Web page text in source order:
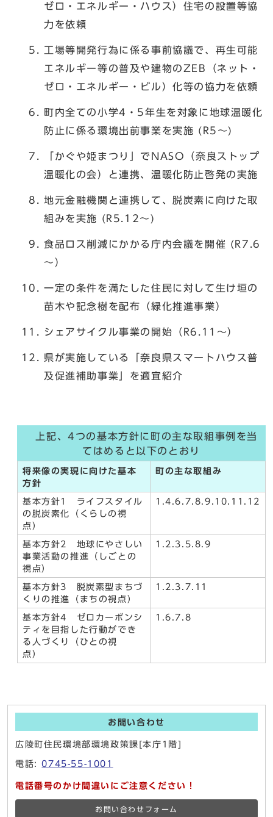
ゼロ・エネルギー・ハウス）住宅の設置等協
力を依頼
工場等開発行為に係る事前協議で、再生可能
エネルギー等の普及や建物のZEB（ネット・
ゼロ・エネルギー・ビル）化等の協力を依頼
町内全ての小学4・5年生を対象に地球温暖化
防止に係る環境出前事業を実施 (R5～)
「かぐや姫まつり」でNASO（奈良ストップ
温暖化の会）と連携、温暖化防止啓発の実施
地元金融機関と連携して、脱炭素に向けた取
組みを実施 (R5.12～)
食品ロス削減にかかる庁内会議を開催 (R7.6
～）
一定の条件を満たした住民に対して生け垣の
苗木や記念樹を配布（緑化推進事業）
シェアサイクル事業の開始（R6.11～）
県が実施している「奈良県スマートハウス普
及促進補助事業」を適宜紹介
上記、4つの基本方針に町の主な取組事例を当
てはめると以下のとおり
将来像の実現に向けた基本
方針
町の主な取組み
基本方針1 ライフスタイル
の脱炭素化（くらしの視
点）
1.4.6.7.8.9.10.11.12
基本方針2 地球にやさしい
事業活動の推進（しごとの
視点）
1.2.3.5.8.9
基本方針3 脱炭素型まちづ
くりの推進（まちの視点）
1.2.3.7.11
基本方針4 ゼロカーボンシ
ティを目指した行動ができ
る人づくり（ひとの視
点）
1.6.7.8
お問い合わせ
広陵町住民環境部環境政策課[本庁1階]
電話:0745-55-1001
電話番号のかけ間違いにご注意ください！
お問い合わせフォーム